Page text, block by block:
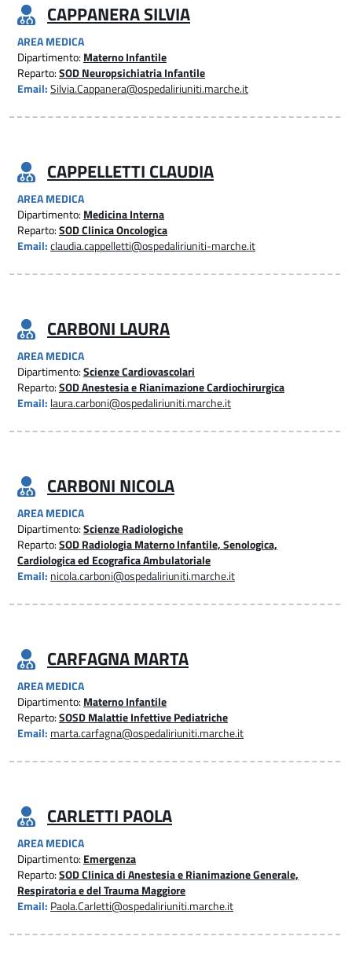
CAPPANERA SILVIA
AREA MEDICA
Dipartimento: Materno Infantile
Reparto:SOD Neuropsichiatria Infantile
Email: Silvia.Cappanera@ospedaliriuniti.marche.it
CAPPELLETTI CLAUDIA
AREA MEDICA
Dipartimento: Medicina Interna
Reparto:SOD Clinica Oncologica
Email: claudia.cappelletti@ospedaliriuniti-marche.it
CARBONI LAURA
AREA MEDICA
Dipartimento:Scienze Cardiovascolari
Reparto:SOD Anestesia e Rianimazione Cardiochirurgica
Email: laura.carboni@ospedaliriuniti.marche.it
CARBONI NICOLA
AREA MEDICA
Dipartimento:Scienze Radiologiche
Reparto:SOD Radiologia Materno Infantile, Senologica,
Cardiologica ed Ecografica Ambulatoriale
Email: nicola.carboni@ospedaliriuniti.marche.it
CARFAGNA MARTA
AREA MEDICA
Dipartimento: Materno Infantile
Reparto:SOSD Malattie Infettive Pediatriche
Email: marta.carfagna@ospedaliriuniti.marche.it
CARLETTI PAOLA
AREA MEDICA
Dipartimento: Emergenza
Reparto:SOD Clinica di Anestesia e Rianimazione Generale,
Respiratoria e del Trauma Maggiore
Email: Paola.Carletti@ospedaliriuniti.marche.it